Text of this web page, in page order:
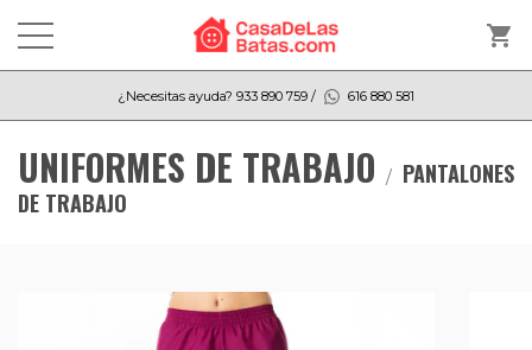
shopping_cart
¿Necesitas ayuda? 933 890 759 / 616 880 581
UNIFORMES DE TRABAJO
PANTALONES
DE TRABAJO